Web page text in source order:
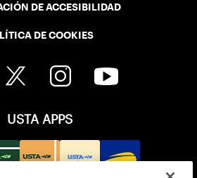
DE ACCESIBILIDAD
DE COOKIES
USTA APPS